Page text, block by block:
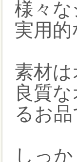
様々
実用
素材
良質
るお品
しっ